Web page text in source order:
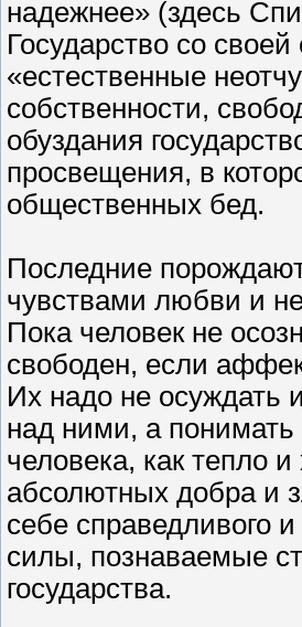
надежнее» (здесь
Государство со
«естественные
собственности,
обуздания
просвещения, в
общественных бед.
Последние
чувствами любви и
Пока человек не
свободен, если
Их надо не осуждать
над ними, а
человека, как тепло
абсолютных добра и
себе справедливого
силы, познаваемые
государства.